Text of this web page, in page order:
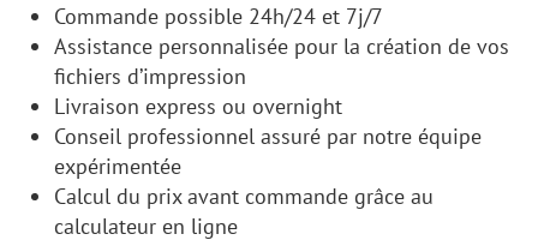
Commande possible 24h/24 et 7j/7
Assistance personnalisée pour la création de vos
fichiers d’impression
Livraison express ou overnight
Conseil professionnel assuré par notre équipe
expérimentée
Calcul du prix avant commande grâce au
calculateur en ligne